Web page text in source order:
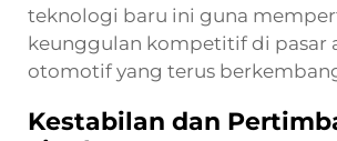
teknologi baru ini guna
keunggulan kompetitif di pasar
otomotif yang terus
Kestabilan dan